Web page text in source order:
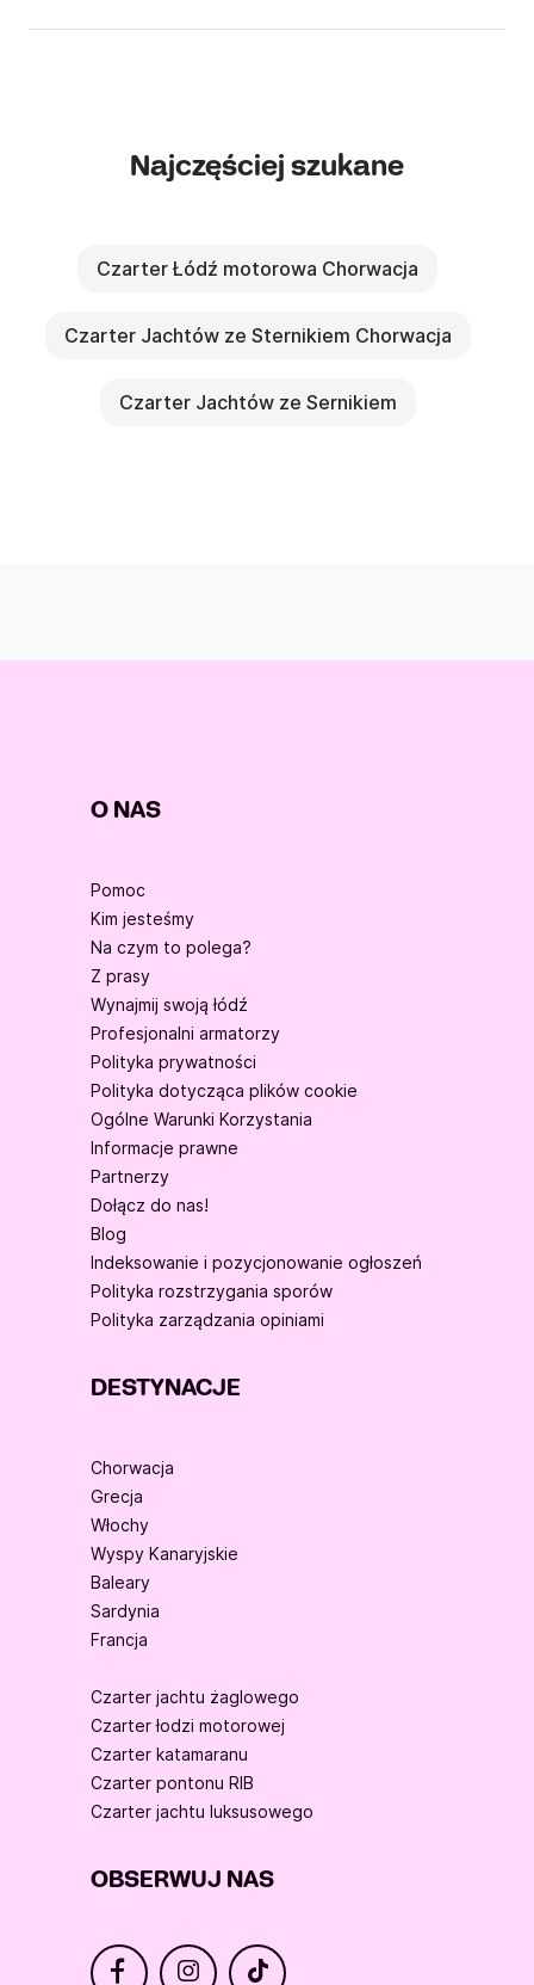
Najczęściej szukane
Czarter Łódź motorowa Chorwacja
Czarter Jachtów ze Sternikiem Chorwacja
Czarter Jachtów ze Sernikiem
O NAS
Pomoc
Kim jesteśmy
Na czym to polega?
Z prasy
Wynajmij swoją łódź
Profesjonalni armatorzy
Polityka prywatności
Polityka dotycząca plików cookie
Ogólne Warunki Korzystania
Informacje prawne
Partnerzy
Dołącz do nas!
Blog
Indeksowanie i pozycjonowanie ogłoszeń
Polityka rozstrzygania sporów
Polityka zarządzania opiniami
DESTYNACJE
Chorwacja
Grecja
Włochy
Wyspy Kanaryjskie
Baleary
Sardynia
Francja
Czarter jachtu żaglowego
Czarter łodzi motorowej
Czarter katamaranu
Czarter pontonu RIB
Czarter jachtu luksusowego
OBSERWUJ NAS